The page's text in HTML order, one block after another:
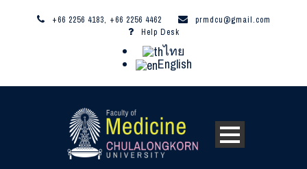
+66 2256 4183, +66 2256 4462
prmdcu@gmail.com
Help Desk
ไทย
English